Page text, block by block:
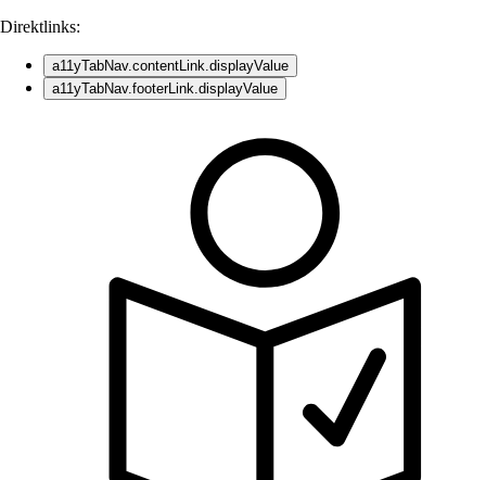
Direktlinks:
a11yTabNav.contentLink.displayValue
a11yTabNav.footerLink.displayValue